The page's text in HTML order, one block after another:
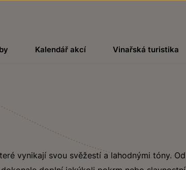
Kalendář akcí Vinařská turistika
vynikají svou svěžestí a lahodnými tóny. Od